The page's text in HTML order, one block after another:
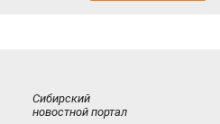
Сибирский
новостной портал